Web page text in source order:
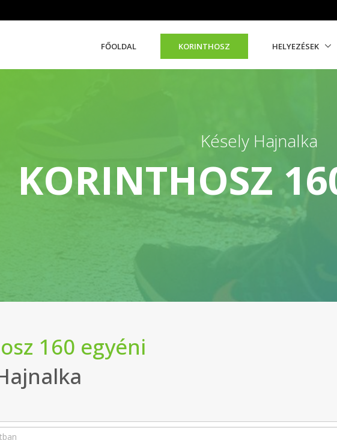
FŐOLDAL KORINTHOSZ HELYEZÉSEK
Késely Hajnalka
KORINTHOSZ
160 egyéni